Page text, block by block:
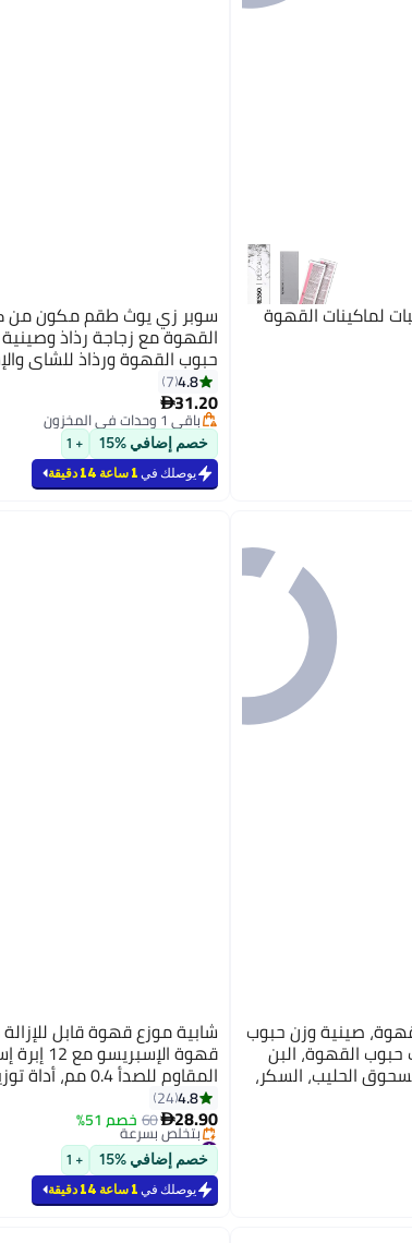
لماكينات القهوة سوبر زي يوث طقم مكون من
القهوة مع زجاجة رذاذ
حبوب القهوة ورذاذ للشاي
لمحبي القهوة (حتى 35 جرامًا من حبوب القهوة)
4.8
7
31.20
باقي 1 وحدات في المخزون
باقي 1 وحدات في المخزون
خصم إضافي %15 + 1
يوصلك في 1 ساعة 14 دقيقة
صينية وزن حبوب
القهوة، البن
الحليب، السكر،
شابية موزع قهوة قابل
قهوة
المقاوم للصدأ 0.4
ملحقات القهوة (أسود)
4.8
24
28.90
60خصم 51%
#16 في ملحقات الإسبريسو
بتخلّص بسرعة
#16 في ملحقات الإسبريسو
خصم إضافي %15 + 1
يوصلك في 1 ساعة 14 دقيقة